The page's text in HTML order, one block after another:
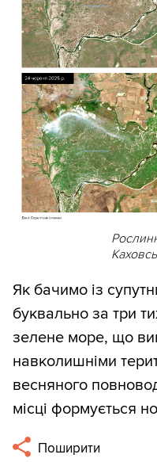
Як бачимо із
буквально за три
зелене море, що
навколишніми
весняного
місці формується
Поширити